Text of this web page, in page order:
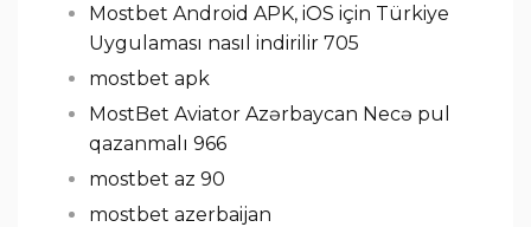
Mostbet Android APK, iOS için Türkiye
Uygulaması nasıl indirilir 705
mostbet apk
MostBet Aviator Azərbaycan Necə pul
qazanmalı 966
mostbet az 90
mostbet azerbaijan